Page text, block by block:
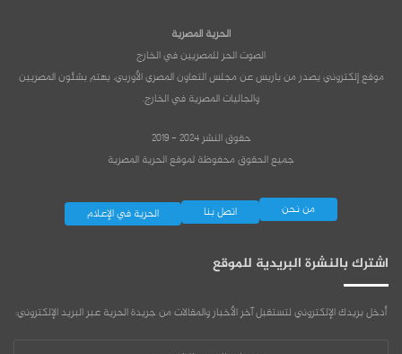
الحرية المصرية
الصوت الحر للمصريين في الخارج
موقع إلكتروني يصدر من باريس عن مجلس التعاون المصري الأوربي، يهتم بشئون المصريين
والجاليات المصرية في الخارج.
حقوق النشر 2024 - 2019
جميع الحقوق محفوظة لموقع الحرية المصرية
من نحن اتصل بنا الحرية في الإعلام
اشترك بالنشرة البريدية للموقع
أدخل بريدك الإلكتروني لتستقبل آخر الأخبار والمقالات من جريدة الحرية عبر البريد الإلكتروني: